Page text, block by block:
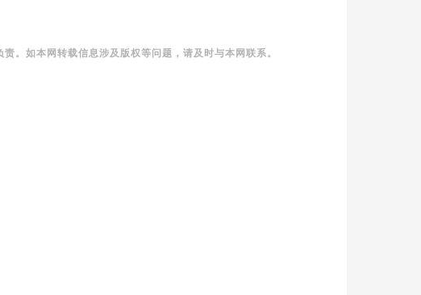
。如本网转载信息涉及版权等问题，请及时与本网联系。